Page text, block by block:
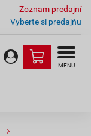
Zoznam predajní
Vyberte si predajňu
MENU